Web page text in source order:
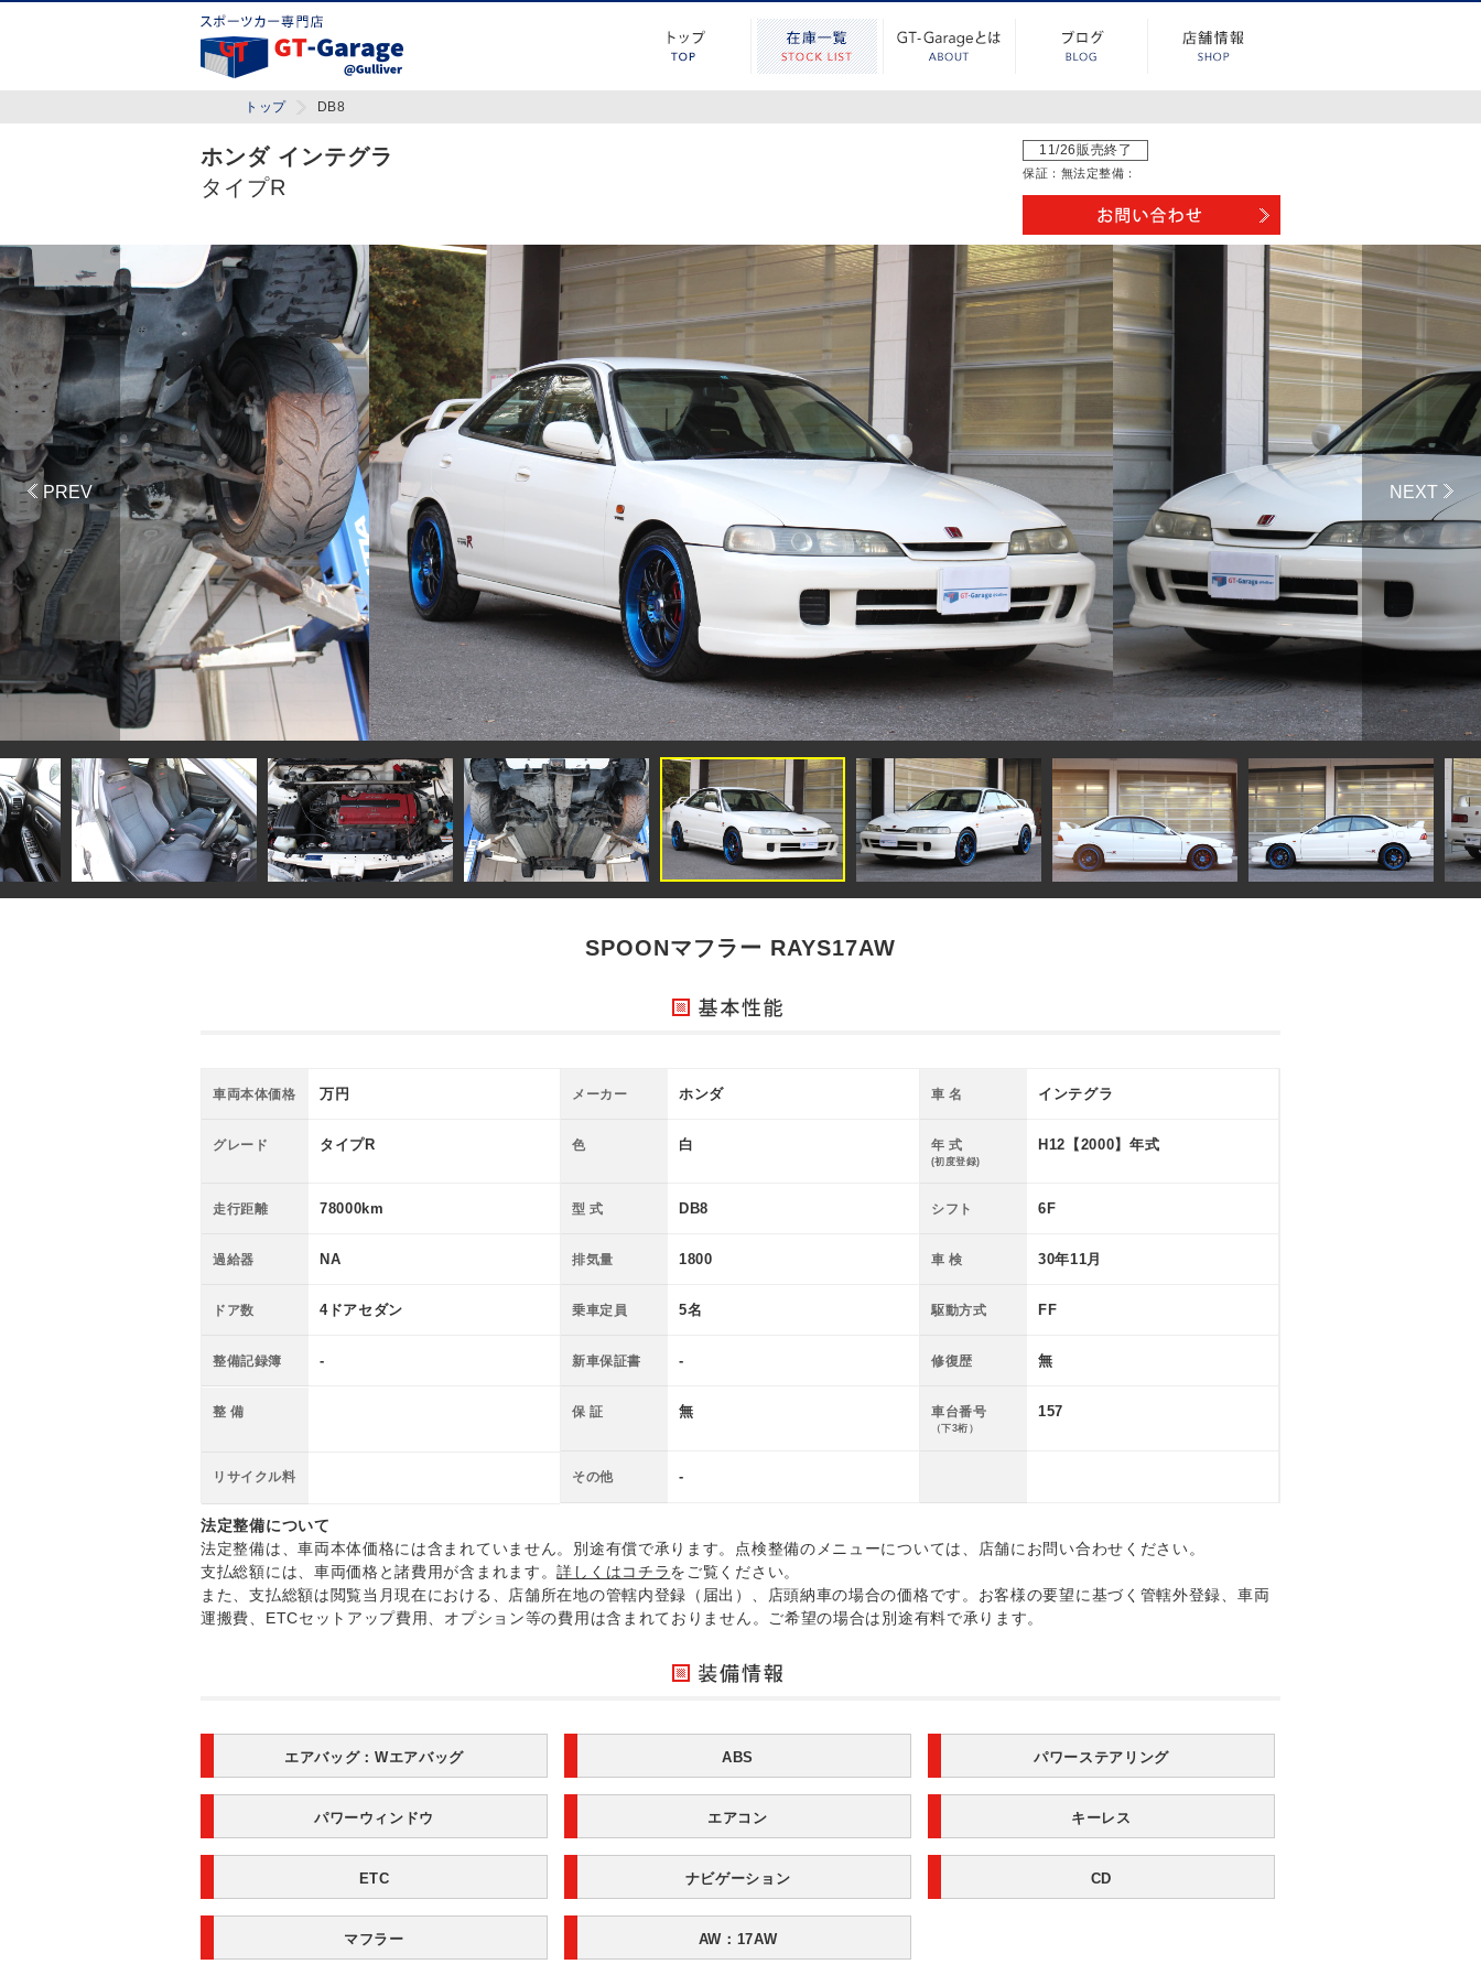
トップ DB8
ホンダ インテグラ
タイプR
11/26販売終了
保証： 無法定整備：
SPOONマフラー RAYS17AW
車両本体価格 万円 メーカー ホンダ 車 名 インテグラ
グレード タイプR 色 白 年 式
(初度登録)
H12【2000】年式
走行距離 78000km 型 式 DB8 シフト 6F
過給器 NA 排気量 1800 車 検 30年11月
ドア数 4ドアセダン 乗車定員 5名 駆動方式 FF
整備記録簿 - 新車保証書 - 修復歴 無
整 備 保 証 無 車台番号
（下3桁）
157
リサイクル料 その他 -
法定整備について
法定整備は、車両本体価格には含まれていません。別途有償で承ります。点検整備のメニューについては、店舗にお問い合わせください。
支払総額には、車両価格と諸費用が含まれます。詳しくはコチラをご覧ください。
また、支払総額は閲覧当月現在における、店舗所在地の管轄内登録（届出）、店頭納車の場合の価格です。お客様の要望に基づく管轄外登録、車両
運搬費、ETCセットアップ費用、オプション等の費用は含まれておりません。ご希望の場合は別途有料で承ります。
エアバッグ： Wエアバッグ ABS パワーステアリング
パワーウィンドウ エアコン キーレス
ETC ナビゲーション CD
マフラー AW：17AW